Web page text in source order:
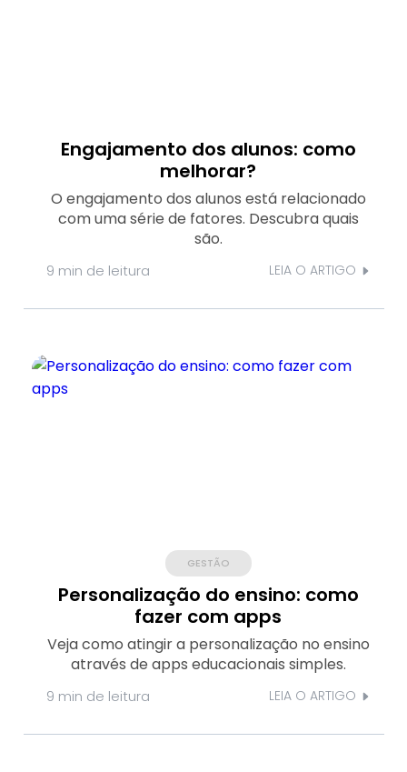
Engajamento dos alunos: como
melhorar?
O engajamento dos alunos está relacionado
com uma série de fatores. Descubra quais
são.
9 min de leitura LEIA O ARTIGO
GESTÃO
Personalização do ensino: como
fazer com apps
Veja como atingir a personalização no ensino
através de apps educacionais simples.
9 min de leitura LEIA O ARTIGO